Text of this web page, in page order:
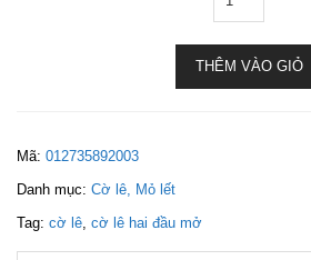
THÊM VÀO GIỎ
Mã: 012735892003
Danh mục: Cờ lê, Mỏ lết
Tag: cờ lê, cờ lê hai đầu mở